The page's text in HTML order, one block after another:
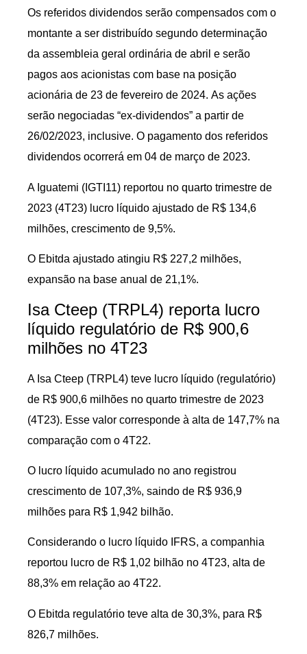
Os referidos dividendos serão compensados com o
montante a ser distribuído segundo determinação
da assembleia geral ordinária de abril e serão
pagos aos acionistas com base na posição
acionária de 23 de fevereiro de 2024. As ações
serão negociadas “ex-dividendos” a partir de
26/02/2023, inclusive. O pagamento dos referidos
dividendos ocorrerá em 04 de março de 2023.
A Iguatemi (IGTI11) reportou no quarto trimestre de
2023 (4T23) lucro líquido ajustado de R$ 134,6
milhões, crescimento de 9,5%.
O Ebitda ajustado atingiu R$ 227,2 milhões,
expansão na base anual de 21,1%.
Isa Cteep (TRPL4) reporta lucro
líquido regulatório de R$ 900,6
milhões no 4T23
A Isa Cteep (TRPL4) teve lucro líquido (regulatório)
de R$ 900,6 milhões no quarto trimestre de 2023
(4T23). Esse valor corresponde à alta de 147,7% na
comparação com o 4T22.
O lucro líquido acumulado no ano registrou
crescimento de 107,3%, saindo de R$ 936,9
milhões para R$ 1,942 bilhão.
Considerando o lucro líquido IFRS, a companhia
reportou lucro de R$ 1,02 bilhão no 4T23, alta de
88,3% em relação ao 4T22.
O Ebitda regulatório teve alta de 30,3%, para R$
826,7 milhões.